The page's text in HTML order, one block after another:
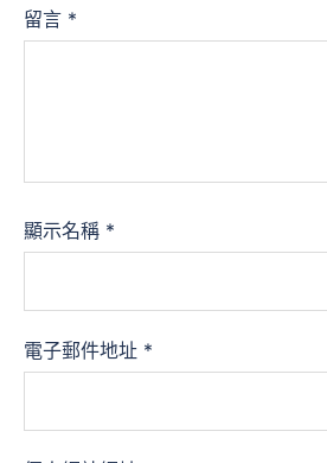
留言 *
顯示名稱 *
電子郵件地址 *